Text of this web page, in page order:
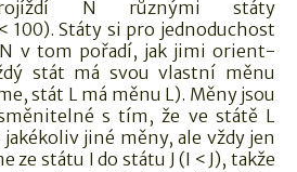
N různými státy
100). Státy si pro jednoduchost
v tom pořadí, jak jimi orient-
stát má svou vlastní měnu
stát L má měnu L). Měny jsou
s tím, že ve státě L
jiné měny, ale vždy jen
ze státu I do státu J (I < J), takže